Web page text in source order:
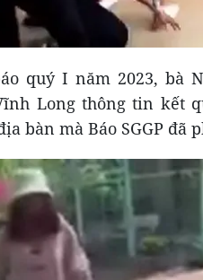
quý I năm 2023, bà
Long thông tin kết
bàn mà Báo SGGP đã